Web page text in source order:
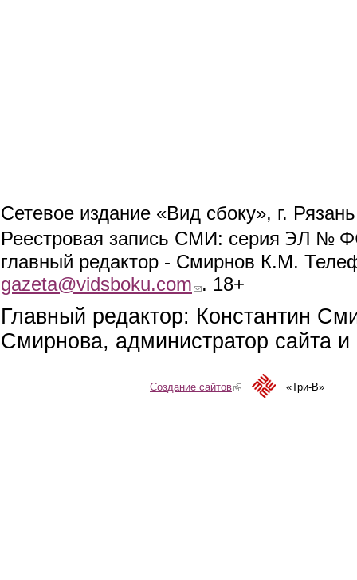
Сетевое издание «Вид сбоку», г.
Реестровая запись СМИ: серия ЭЛ №
главный редактор - Смирнов К.М.
gazeta@vidsboku.com (link sends e-mail)
. 18+
Главный редактор: Константин
Смирнова, администратор сайта
Создание сайтов(link is external)«Три-В»